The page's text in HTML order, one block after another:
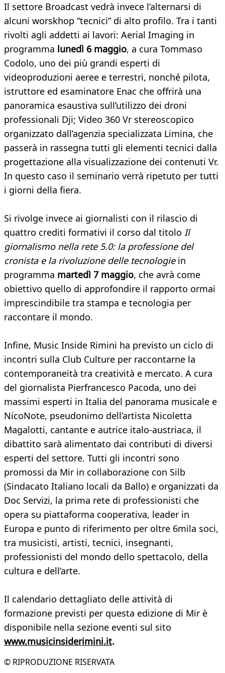
Il settore Broadcast vedrà invece l’alternarsi di
alcuni worskhop “tecnici” di alto profilo. Tra i tanti
rivolti agli addetti ai lavori: Aerial Imaging in
programma lunedì 6 maggio, a cura Tommaso
Codolo, uno dei più grandi esperti di
videoproduzioni aeree e terrestri, nonché pilota,
istruttore ed esaminatore Enac che offrirà una
panoramica esaustiva sull’utilizzo dei droni
professionali Dji; Video 360 Vr stereoscopico
organizzato dall’agenzia specializzata Limina, che
passerà in rassegna tutti gli elementi tecnici dalla
progettazione alla visualizzazione dei contenuti Vr.
In questo caso il seminario verrà ripetuto per tutti
i giorni della fiera.
Si rivolge invece ai giornalisti con il rilascio di
quattro crediti formativi il corso dal titolo Il
giornalismo nella rete 5.0: la professione del
cronista e la rivoluzione delle tecnologiein
programma martedì 7 maggio, che avrà come
obiettivo quello di approfondire il rapporto ormai
imprescindibile tra stampa e tecnologia per
raccontare il mondo.
Infine, Music Inside Rimini ha previsto un ciclo di
incontri sulla Club Culture per raccontarne la
contemporaneità tra creatività e mercato. A cura
del giornalista Pierfrancesco Pacoda, uno dei
massimi esperti in Italia del panorama musicale e
NicoNote, pseudonimo dell’artista Nicoletta
Magalotti, cantante e autrice italo-austriaca, il
dibattito sarà alimentato dai contributi di diversi
esperti del settore. Tutti gli incontri sono
promossi da Mir in collaborazione con Silb
(Sindacato Italiano locali da Ballo) e organizzati da
Doc Servizi, la prima rete di professionisti che
opera su piattaforma cooperativa, leader in
Europa e punto di riferimento per oltre 6mila soci,
tra musicisti, artisti, tecnici, insegnanti,
professionisti del mondo dello spettacolo, della
cultura e dell’arte.
Il calendario dettagliato delle attività di
formazione previsti per questa edizione di Mir è
disponibile nella sezione eventi sul sito
www.musicinsiderimini.it.
© RIPRODUZIONE RISERVATA